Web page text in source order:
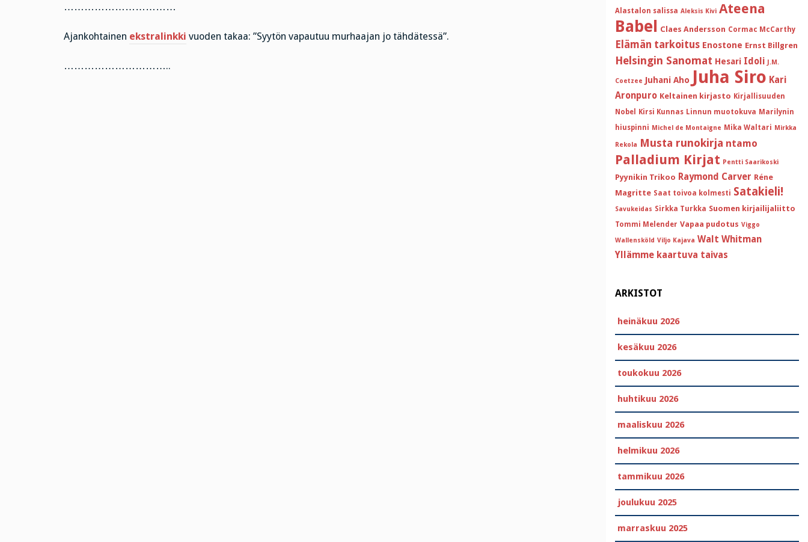
……………………………
Ajankohtainen ekstralinkki vuoden takaa: ”Syytön vapautuu murhaajan jo tähdätessä”.
…………………………..
Alastalon salissa Aleksis Kivi Ateena
Babel Claes Andersson Cormac McCarthy
Elämän tarkoitus Enostone Ernst Billgren
Helsingin Sanomat Hesari Idoli J.M.
Coetzee Juhani Aho Juha Siro Kari
Aronpuro Keltainen kirjasto Kirjallisuuden
Nobel
Kirsi Kunnas Linnun muotokuva Marilynin
hiuspinni Michel de Montaigne Mika Waltari Mirkka
Rekola Musta runokirja ntamo
Palladium Kirjat Pentti Saarikoski
Pyynikin Trikoo Raymond Carver Réne
Magritte Saat toivoa kolmesti Satakieli!
Savukeidas Sirkka Turkka Suomen kirjailijaliitto
Tommi Melender Vapaa pudotus Viggo
Wallensköld Viljo Kajava Walt Whitman
Yllämme kaartuva taivas
ARKISTOT
heinäkuu 2026
kesäkuu 2026
toukokuu 2026
huhtikuu 2026
maaliskuu 2026
helmikuu 2026
tammikuu 2026
joulukuu 2025
marraskuu 2025